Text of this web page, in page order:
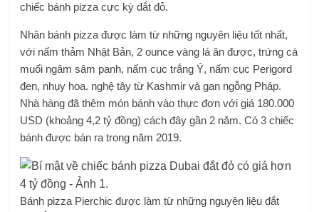
chiếc bánh pizza cực kỳ đắt đỏ.
Nhân bánh pizza được làm từ những nguyên liệu tốt nhất,
với nấm thảm Nhật Bản, 2 ounce vàng lá ăn được, trứng cá
muối ngâm sâm panh, nấm cục trắng Ý, nấm cục Perigord
đen, nhụy hoa. nghệ tây từ Kashmir và gan ngỗng Pháp.
Nhà hàng đã thêm món bánh vào thực đơn với giá 180.000
USD (khoảng 4,2 tỷ đồng) cách đây gần 2 năm. Có 3 chiếc
bánh được bán ra trong năm 2019.
Bánh pizza Pierchic được làm từ những nguyên liệu đắt